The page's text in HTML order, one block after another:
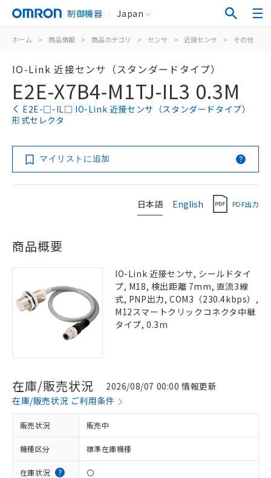
制御機器 Japan
ホーム > 商品情報 > 商品カテゴリ > センサ > 近接センサ > その他
IO-Link 近接センサ（スタンダードタイプ）
E2E-X7B4-M1TJ-IL3 0.3M
E2E-□-IL□ IO-Link 近接センサ（スタンダードタイプ）
形式セレクタ
マイリストに追加
日本語 English PDF出力
商品概要
IO-Link 近接センサ, シールドタイ
プ, M18, 検出距離 7mm, 直流3線
式, PNP出力, COM3（230.4kbps）,
M12スマートクリックコネクタ中継
タイプ, 0.3m
在庫/販売状況
2026/08/07 00:00 情報更新
在庫/販売状況 ご利用条件
販売状況 販売中
機種区分 標準在庫機種
在庫状況 〇